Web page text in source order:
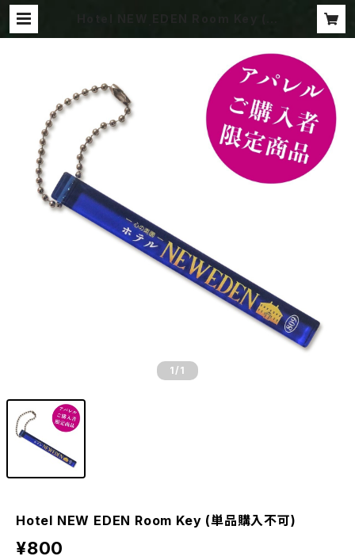
1 /1
Hotel NEW EDEN Room Key (単品購入不可)
¥800